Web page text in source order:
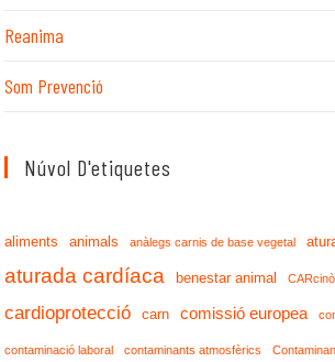
Reanima
Som Prevenció
Núvol D'etiquetes
aliments animals anàlegs carnis de base vegetal
aturada cardíaca benestar animal
cardioprotecció carn comissió europea
contaminació laboral contaminants atmosfèrics